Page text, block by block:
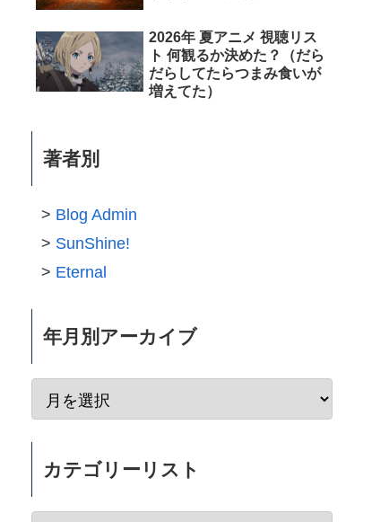
2026年 夏アニメ 視聴リス
ト 何観るか決めた？（だら
だらしてたらつまみ食いが
増えてた）
著者別
Blog Admin
SunShine!
Eternal
年月別アーカイブ
カテゴリーリスト